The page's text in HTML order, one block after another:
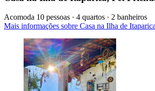
Acomoda 10 pessoas · 4 quartos · 2 banheiros
Mais informações sobre Casa na Ilha de